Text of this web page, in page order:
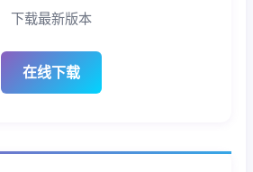
下载最新版本
在线下载